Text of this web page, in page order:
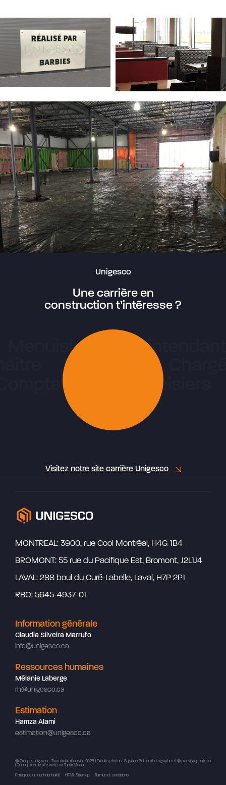
Unigesco
Une carrière en
construction t’intéresse ?
Visitez notre site carrière Unigesco
MONTREAL: 3900, rue Cool Montréal, H4G 1B4
BROMONT: 55 rue du Pacifique Est, Bromont, J2L1J4
LAVAL: 288 boul du Curé-Labelle, Laval, H7P 2P1
RBQ: 5645-4937-01
Information générale
Claudia Silveira Marrufo
info@unigesco.ca
Ressources humaines
Mélanie Laberge
rh@unigesco.ca
Estimation
Hamza Alami
estimation@unigesco.ca
© Groupe Unigesco - Tous droits réservés 2026 | Crédits photos : Sylviane Robini photographe et © par vistaphoto.ca
Conception de site web par TactikMedia
Politiques de confidentialité HTML Sitemap Termes et conditions